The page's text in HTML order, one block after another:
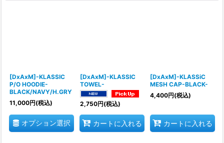
[DxAxM]-KLASSIC
P/O HOODIE-
BLACK/NAVY/H.GRY
11,000円(税込)
オプション選択
[DxAxM]-KLASSIC
TOWEL-
2,750円(税込)
カートに入れる
[DxAxM]-KLASSiC
MESH CAP-BLACK-
4,400円(税込)
カートに入れる